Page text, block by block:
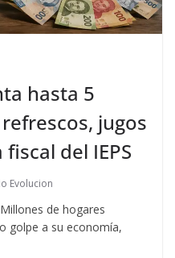
hasta 5
jugos
del IEPS
Evolucion
de hogares
golpe a su economía,